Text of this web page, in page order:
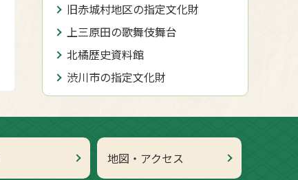
旧赤城村地区の指定文化財
上三原田の歌舞伎舞台
北橘歴史資料館
渋川市の指定文化財
地図・アクセス